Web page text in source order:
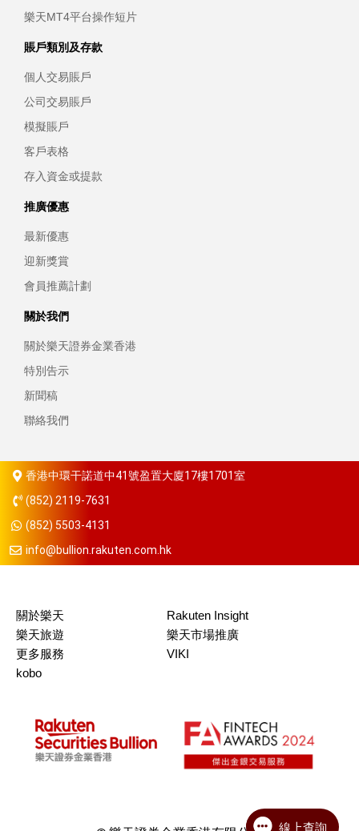
樂天MT4平台操作短片
賬戶類別及存款
個人交易賬戶
公司交易賬戶
模擬賬戶
客戶表格
存入資金或提款
推廣優惠
最新優惠
迎新獎賞
會員推薦計劃
關於我們
關於樂天證券金業香港
特別告示
新聞稿
聯絡我們
香港中環干諾道中41號盈置大廈17樓1701室
(852) 2119-7631
(852) 5503-4131
info@bullion.rakuten.com.hk
關於樂天
Rakuten Insight
樂天旅遊
樂天市場推廣
更多服務
VIKI
kobo